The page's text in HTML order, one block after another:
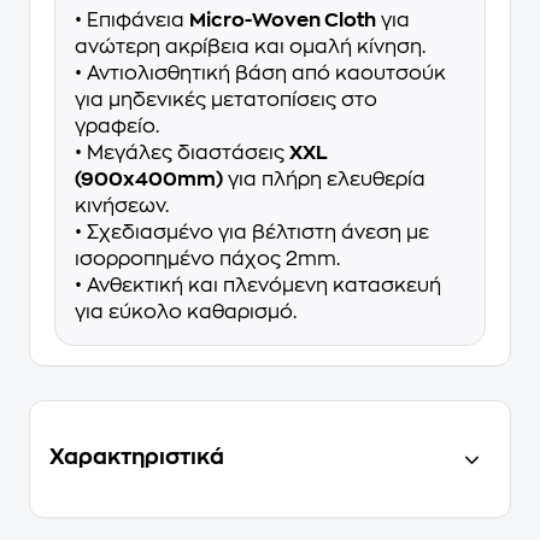
• Επιφάνεια Micro-Woven Cloth για
ανώτερη ακρίβεια και ομαλή κίνηση.
• Αντιολισθητική βάση από καουτσούκ
για μηδενικές μετατοπίσεις στο
γραφείο.
• Μεγάλες διαστάσεις XXL
(900x400mm) για πλήρη ελευθερία
κινήσεων.
• Σχεδιασμένο για βέλτιστη άνεση με
ισορροπημένο πάχος 2mm.
• Ανθεκτική και πλενόμενη κατασκευή
για εύκολο καθαρισμό.
Χαρακτηριστικά